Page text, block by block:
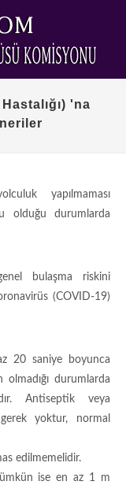
'na
yapılmaması
olduğu durumlarda
bulaşma riskini
(COVID-19)
20 saniye boyunca
durumlarda
Antiseptik veya
yoktur, normal
edilmemelidir.
ise en az 1 m